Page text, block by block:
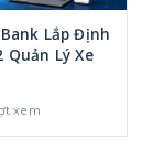
Lắp Định
Quản Lý Xe
xem